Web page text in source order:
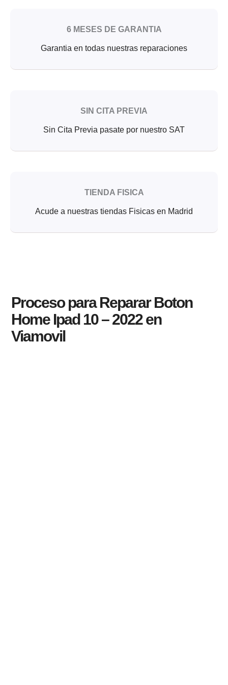
6 MESES DE GARANTIA
Garantia en todas nuestras reparaciones
SIN CITA PREVIA
Sin Cita Previa pasate por nuestro SAT
TIENDA FISICA
Acude a nuestras tiendas Fisicas en Madrid
Proceso para Reparar Boton
Home Ipad 10 – 2022 en
Viamovil